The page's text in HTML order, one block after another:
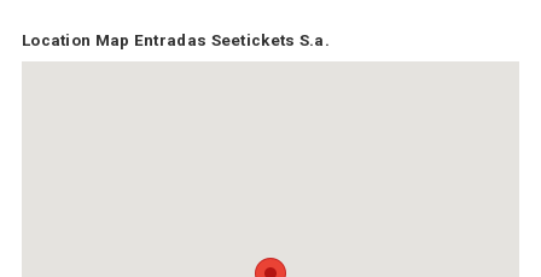
Location Map Entradas Seetickets S.a.